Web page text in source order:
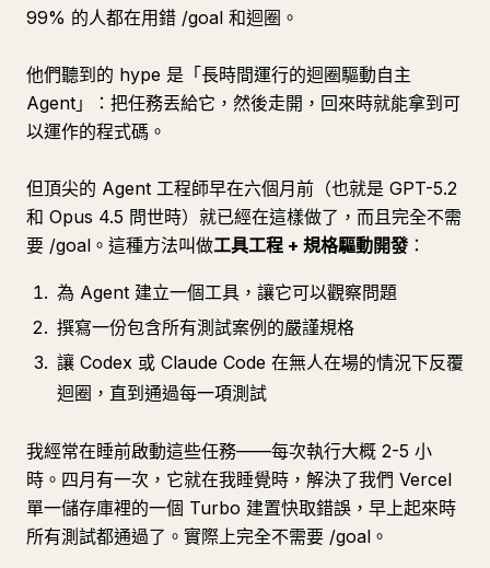
99% 的人都在用錯 /goal 和迴圈。
他們聽到的 hype 是「長時間運行的迴圈驅動自主
Agent」：把任務丟給它，然後走開，回來時就能拿到可
以運作的程式碼。
但頂尖的 Agent 工程師早在六個月前（也就是 GPT-5.2
和 Opus 4.5 問世時）就已經在這樣做了，而且完全不需
要 /goal。這種方法叫做工具工程 + 規格驅動開發 ：
為 Agent 建立一個工具，讓它可以觀察問題
撰寫一份包含所有測試案例的嚴謹規格
讓 Codex 或 Claude Code 在無人在場的情況下反覆
迴圈，直到通過每一項測試
我經常在睡前啟動這些任務——每次執行大概 2-5 小
時。四月有一次，它就在我睡覺時，解決了我們 Vercel
單一儲存庫裡的一個 Turbo 建置快取錯誤，早上起來時
所有測試都通過了。實際上完全不需要 /goal。